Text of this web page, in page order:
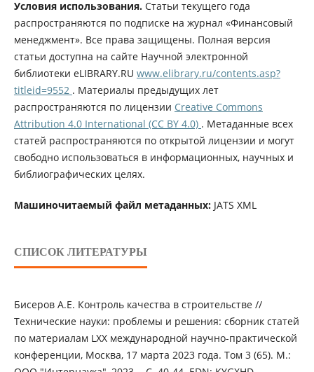
Условия использования.Статьи текущего года
распространяются по подписке на журнал «Финансовый
менеджмент». Все права защищены. Полная версия
статьи доступна на сайте Научной электронной
библиотеки eLIBRARY.RU www.elibrary.ru/contents.asp?
titleid=9552 . Материалы предыдущих лет
распространяются по лицензии Creative Commons
Attribution 4.0 International (CC BY 4.0) . Метаданные всех
статей распространяются по открытой лицензии и могут
свободно использоваться в информационных, научных и
библиографических целях.
Машиночитаемый файл метаданных:JATS XML
СПИСОК ЛИТЕРАТУРЫ
Бисеров А.Е. Контроль качества в строительстве //
Технические науки: проблемы и решения: сборник статей
по материалам LXX международной научно-практической
конференции, Москва, 17 марта 2023 года. Том 3 (65). М.: